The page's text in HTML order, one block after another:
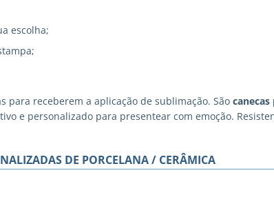
escolha;
para receberem a aplicação de sublimação. São
e personalizado para presentear com emoção.
DE PORCELANA / CERÂMICA